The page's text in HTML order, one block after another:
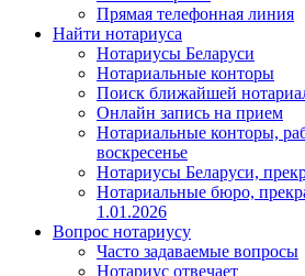
Прямая телефонная линия
Найти нотариуса
Нотариусы Беларуси
Нотариальные конторы
Поиск ближайшей
Онлайн запись на прием
Нотариальные конторы,
воскресенье
Нотариусы Беларуси,
Нотариальные бюро,
1.01.2026
Вопрос нотариусу
Часто задаваемые вопросы
Нотариус отвечает